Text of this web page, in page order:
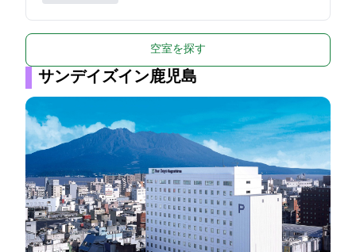
空室を探す
サンデイズイン鹿児島